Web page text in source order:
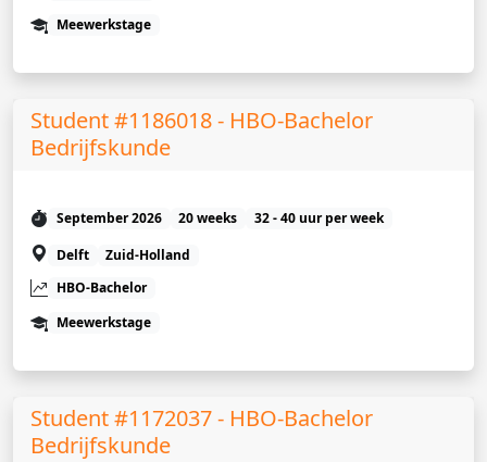
Meewerkstage
Student #1186018 - HBO-Bachelor
Bedrijfskunde
September 2026 20 weeks
32 - 40 uur per week
Delft
Zuid-Holland
HBO-Bachelor
Meewerkstage
Student #1172037 - HBO-Bachelor
Bedrijfskunde